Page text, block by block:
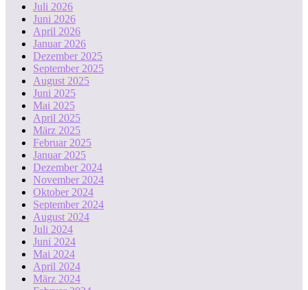
Juli 2026
Juni 2026
April 2026
Januar 2026
Dezember 2025
September 2025
August 2025
Juni 2025
Mai 2025
April 2025
März 2025
Februar 2025
Januar 2025
Dezember 2024
November 2024
Oktober 2024
September 2024
August 2024
Juli 2024
Juni 2024
Mai 2024
April 2024
März 2024